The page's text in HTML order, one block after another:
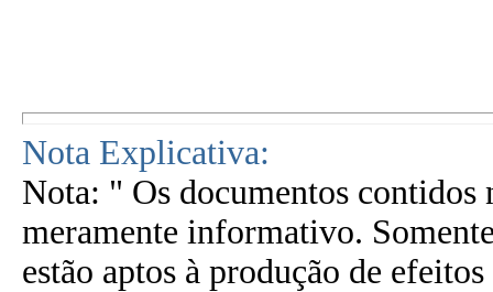
Nota Explicativa:
Nota: " Os documentos contidos
meramente informativo.
estão aptos à produção de